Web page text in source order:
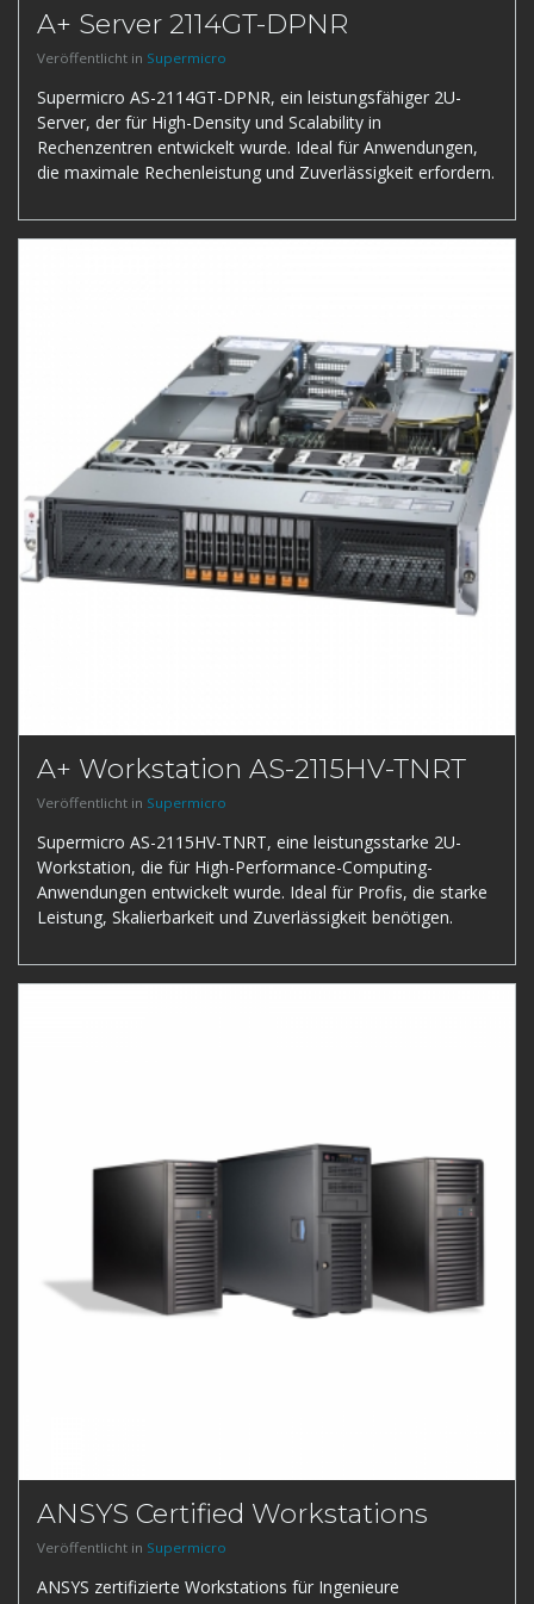
A+ Server 2114GT-DPNR
Veröffentlicht in Supermicro
Supermicro AS-2114GT-DPNR, ein leistungsfähiger 2U-
Server, der für High-Density und Scalability in
Rechenzentren entwickelt wurde. Ideal für Anwendungen,
die maximale Rechenleistung und Zuverlässigkeit erfordern.
A+ Workstation AS-2115HV-TNRT
Veröffentlicht in Supermicro
Supermicro AS-2115HV-TNRT, eine leistungsstarke 2U-
Workstation, die für High-Performance-Computing-
Anwendungen entwickelt wurde. Ideal für Profis, die starke
Leistung, Skalierbarkeit und Zuverlässigkeit benötigen.
ANSYS Certified Workstations
Veröffentlicht in Supermicro
ANSYS zertifizierte Workstations für Ingenieure